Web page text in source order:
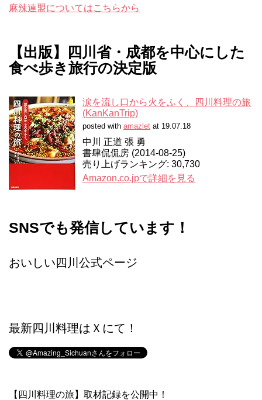
麻辣連盟についてはこちらから
【出版】四川省・成都を中心にした
食べ歩き旅行の決定版
涙を流し口から火をふく、四川料理の旅
(KanKanTrip)
posted with amazlet at 19.07.18
中川 正道 張 勇
書肆侃侃房 (2014-08-25)
売り上げランキング: 30,730
Amazon.co.jpで詳細を見る
SNSでも発信しています！
おいしい四川公式ページ
最新四川料理はＸにて！
【四川料理の旅】取材記録を公開中！